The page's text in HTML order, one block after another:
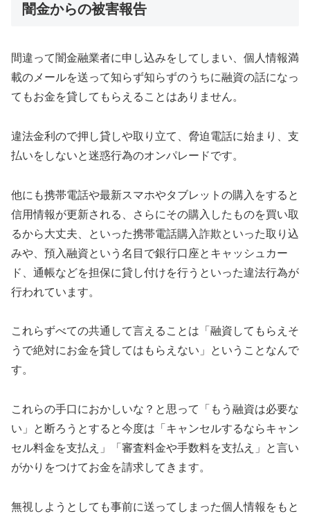
闇金からの被害報告
間違って闇金融業者に申し込みをしてしまい、個人情報満
載のメールを送って知らず知らずのうちに融資の話になっ
てもお金を貸してもらえることはありません。
違法金利ので押し貸しや取り立て、脅迫電話に始まり、支
払いをしないと迷惑行為のオンパレードです。
他にも携帯電話や最新スマホやタブレットの購入をすると
信用情報が更新される、さらにその購入したものを買い取
るから大丈夫、といった携帯電話購入詐欺といった取り込
みや、預入融資という名目で銀行口座とキャッシュカー
ド、通帳などを担保に貸し付けを行うといった違法行為が
行われています。
これらずべての共通して言えることは「融資してもらえそ
うで絶対にお金を貸してはもらえない」ということなんで
す。
これらの手口におかしいな？と思って「もう融資は必要な
い」と断ろうとすると今度は「キャンセルするならキャン
セル料金を支払え」「審査料金や手数料を支払え」と言い
がかりをつけてお金を請求してきます。
無視しようとしても事前に送ってしまった個人情報をもと